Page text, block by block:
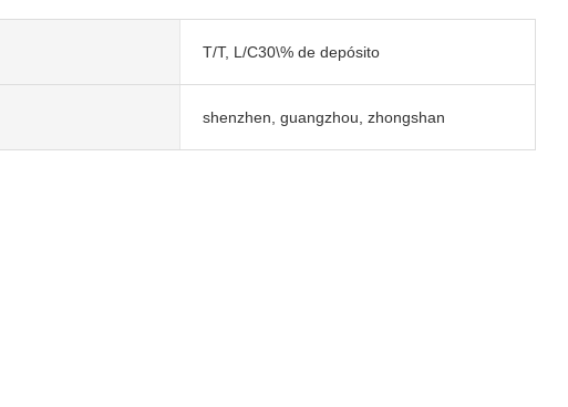
T/T, L/C30\% de depósito
shenzhen, guangzhou, zhongshan